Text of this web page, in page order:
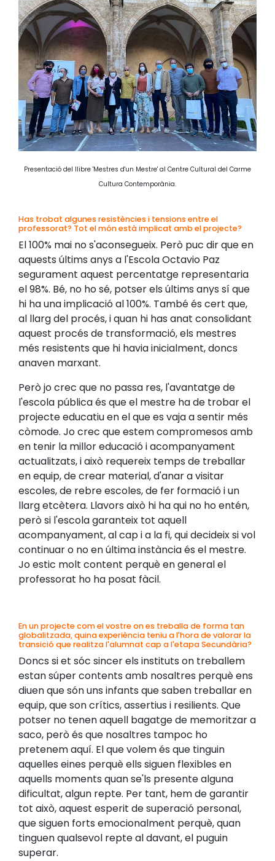
Presentació del llibre 'Mestres d'un Mestre' al Centre Cultural del Carme
Cultura Contemporània.
Has trobat algunes resistències i tensions entre el
professorat? Tot el món està implicat amb el projecte?
El 100% mai no s'aconsegueix. Però puc dir que en
aquests últims anys a l'Escola Octavio Paz
segurament aquest percentatge representaria
el 98%. Bé, no ho sé, potser els últims anys sí que
hi ha una implicació al 100%. També és cert que,
al llarg del procés, i quan hi has anat consolidant
aquest procés de transformació, els mestres
més resistents que hi havia inicialment, doncs
anaven marxant.
Però jo crec que no passa res, l'avantatge de
l'escola pública és que el mestre ha de trobar el
projecte educatiu en el que es vaja a sentir més
còmode. Jo crec que estem compromesos amb
en tenir la millor educació i acompanyament
actualitzats, i això requereix temps de treballar
en equip, de crear material, d'anar a visitar
escoles, de rebre escoles, de fer formació i un
llarg etcètera. Llavors això hi ha qui no ho entén,
però si l'escola garanteix tot aquell
acompanyament, al cap i a la fi, qui decideix si vol
continuar o no en última instància és el mestre.
Jo estic molt content perquè en general el
professorat ho ha posat fàcil.
En un projecte com el vostre on es treballa de forma tan
globalitzada, quina experiència teniu a l'hora de valorar la
transició que realitza l'alumnat cap a l'etapa Secundària?
Doncs si et sóc sincer els instituts on treballem
estan súper contents amb nosaltres perquè ens
diuen que són uns infants que saben treballar en
equip, que son crítics, assertius i resilients. Que
potser no tenen aquell bagatge de memoritzar a
saco, però és que nosaltres tampoc ho
pretenem aquí. El que volem és que tinguin
aquelles eines perquè ells siguen flexibles en
aquells moments quan se'ls presente alguna
dificultat, algun repte. Per tant, hem de garantir
tot això, aquest esperit de superació personal,
que siguen forts emocionalment perquè, quan
tinguen qualsevol repte al davant, el puguin
superar.